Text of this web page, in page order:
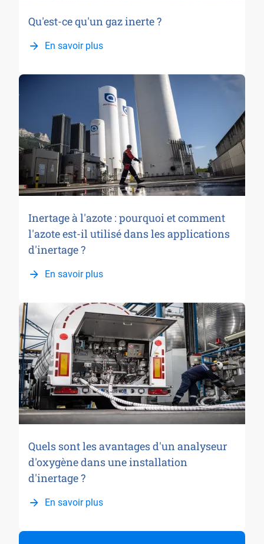
Qu'est-ce qu'un gaz inerte ?
En savoir plus
Inertage à l'azote : pourquoi et comment
l'azote est-il utilisé dans les applications
d'inertage ?
En savoir plus
Quels sont les avantages d'un analyseur
d'oxygène dans une installation
d'inertage ?
En savoir plus